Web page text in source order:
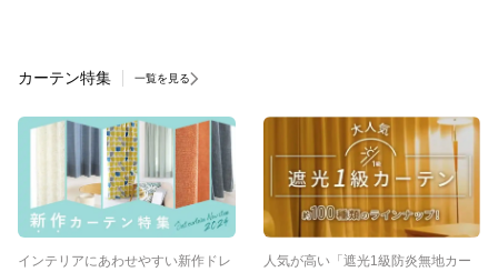
カーテン特集 一覧を見る
インテリアにあわせやすい新作ドレ
人気が高い「遮光1級防炎無地カー